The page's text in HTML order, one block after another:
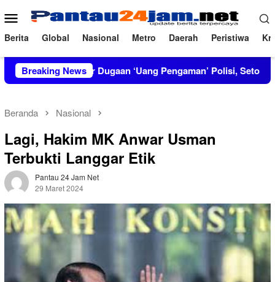
ke
konten
Menu
Mobile
Berita Global Nasional Metro Daerah Peristiwa
Breaking News
Bongkar Dugaan ‘Uang Pengaman’ Polisi, Setor Rp2,5 Juta
Beranda Nasional
Lagi, Hakim MK Anwar Usman
Terbukti Langgar Etik
Pantau 24 Jam Net
29 Maret 2024